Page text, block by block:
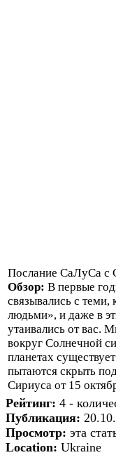
Послание СаЛуСа с
Обзор: В первые
связывались с
людьми», и даже в
утаивались от вас.
вокруг Солнечной
планетах
пытаются скрыть
Сириуса от 15
Рейтинг: 4 -
Публикация:
Просмотр: эта
Location: Ukraine